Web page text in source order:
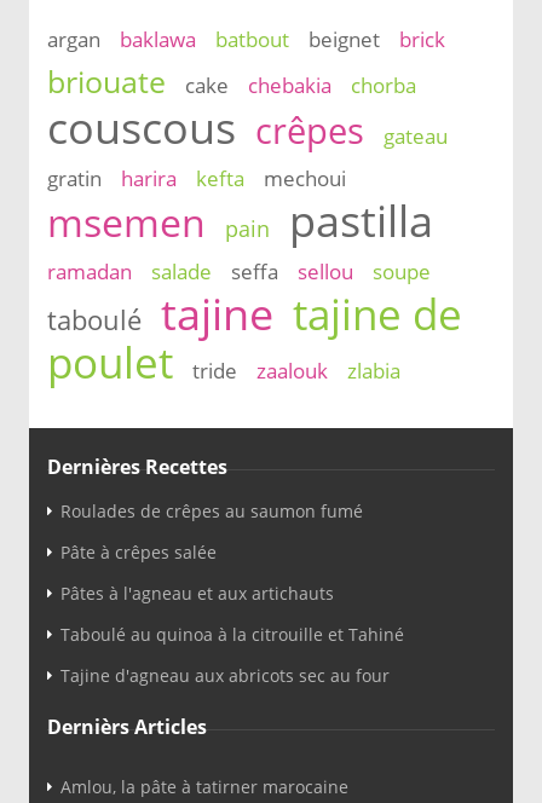
argan baklawa batbout beignet brick
briouate cake chebakia chorba
couscous crêpes
gateau
gratin
harira kefta mechoui
msemen pain pastilla
ramadan salade seffa sellou soupe
taboulé tajine tajine de
poulet
tride zaalouk zlabia
Dernières Recettes
Roulades de crêpes au saumon fumé
Pâte à crêpes salée
Pâtes à l'agneau et aux artichauts
Taboulé au quinoa à la citrouille et Tahiné
Tajine d'agneau aux abricots sec au four
Dernièrs Articles
Amlou, la pâte à tatirner marocaine